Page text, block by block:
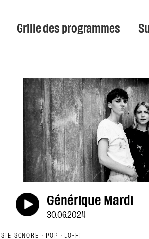
Grille des programmes
Générique Mardi
30.06.2024
SONORE · POP · LO-FI